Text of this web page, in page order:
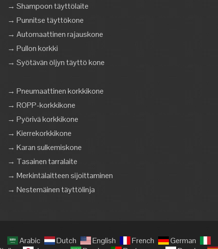
→ Shampoon täyttölaite
→ Punnitse täyttökone
→ Automaattinen rajauskone
→ Pullon korkki
→ Syötävän öljyn täyttö kone
→ Pneumaattinen korkkikone
→ ROPP-korkkikone
→ Pyörivä korkkikone
→ Kierrekorkkikone
→ Karan sulkemiskone
→ Tasainen tarralaite
→ Merkintälaitteen sijoittaminen
→ Nestemäinen täyttölinja
Arabic Dutch English French
German